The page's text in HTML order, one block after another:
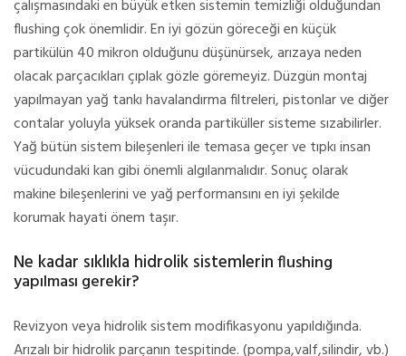
çalışmasındaki en büyük etken sistemin temizliği olduğundan
flushing çok önemlidir. En iyi gözün göreceği en küçük
partikülün 40 mikron olduğunu düşünürsek, arızaya neden
olacak parçacıkları çıplak gözle göremeyiz. Düzgün montaj
yapılmayan yağ tankı havalandırma filtreleri, pistonlar ve diğer
contalar yoluyla yüksek oranda partiküller sisteme sızabilirler.
Yağ bütün sistem bileşenleri ile temasa geçer ve tıpkı insan
vücudundaki kan gibi önemli algılanmalıdır. Sonuç olarak
makine bileşenlerini ve yağ performansını en iyi şekilde
korumak hayati önem taşır.
Ne kadar sıklıkla hidrolik sistemlerinflushing
yapılması gerekir?
Revizyon veya hidrolik sistem modifikasyonu yapıldığında.
Arızalı bir hidrolik parçanın tespitinde. (pompa,valf,silindir, vb.)